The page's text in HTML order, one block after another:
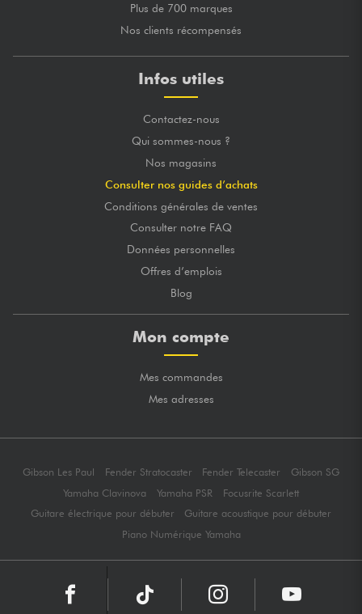
Plus de 700 marques
Nos clients récompensés
Infos utiles
Contactez-nous
Qui sommes-nous ?
Nos magasins
Consulter nos guides d’achats
Conditions générales de ventes
Consulter notre FAQ
Données personnelles
Offres d’emplois
Blog
Mon compte
Mes commandes
Mes adresses
Gibson Les Paul Fender Stratocaster Fender Telecaster
Gibson SG
Yamaha Clavinova
Yamaha PSR
Focusrite Scarlett
Guitare électrique pour débuter
Guitare acoustique pour débuter
Piano Numérique Yamaha